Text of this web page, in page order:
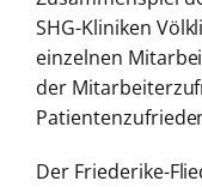
SHG-Kliniken
einzelnen
der
Der Friederike-